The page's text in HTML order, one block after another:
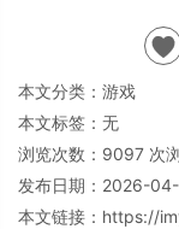
本文分类： 游戏
本文标签：无
浏览次数： 9097 次
发布日期：2026-
本文链接： https://